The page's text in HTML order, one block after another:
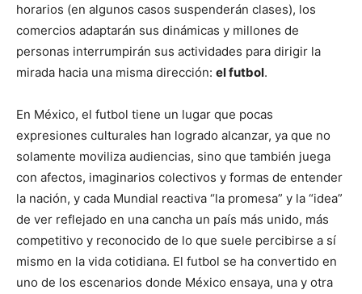
horarios (en algunos casos suspenderán clases), los
comercios adaptarán sus dinámicas y millones de
personas interrumpirán sus actividades para dirigir la
mirada hacia una misma dirección: el futbol.
En México, el futbol tiene un lugar que pocas
expresiones culturales han logrado alcanzar, ya que no
solamente moviliza audiencias, sino que también juega
con afectos, imaginarios colectivos y formas de entender
la nación, y cada Mundial reactiva “la promesa” y la “idea”
de ver reflejado en una cancha un país más unido, más
competitivo y reconocido de lo que suele percibirse a sí
mismo en la vida cotidiana. El futbol se ha convertido en
uno de los escenarios donde México ensaya, una y otra